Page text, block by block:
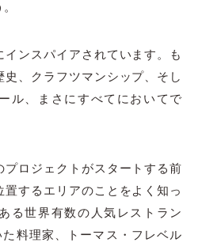
インスパイアされています。も
、クラフツマンシップ、そし
ル、まさにすべてにおいてで
プロジェクトがスタートする前
するエリアのことをよく知っ
る世界有数の人気レストラン
た料理家、トーマス・フレベル